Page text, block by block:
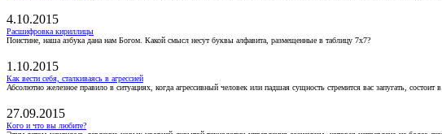
4.10.2015
Расшифровка кириллицы
Поистине, наша азбука дана нам Богом. Какой смысл несут буквы алфавита, размещенные в таблицу 7х7?
1.10.2015
Как вести себя, сталкиваясь в агрессией
Абсолютно железное правило в ситуациях, когда агрессивный человек или падшая сущность стремится вас запугать,
27.09.2015
Кого и что вы любите?